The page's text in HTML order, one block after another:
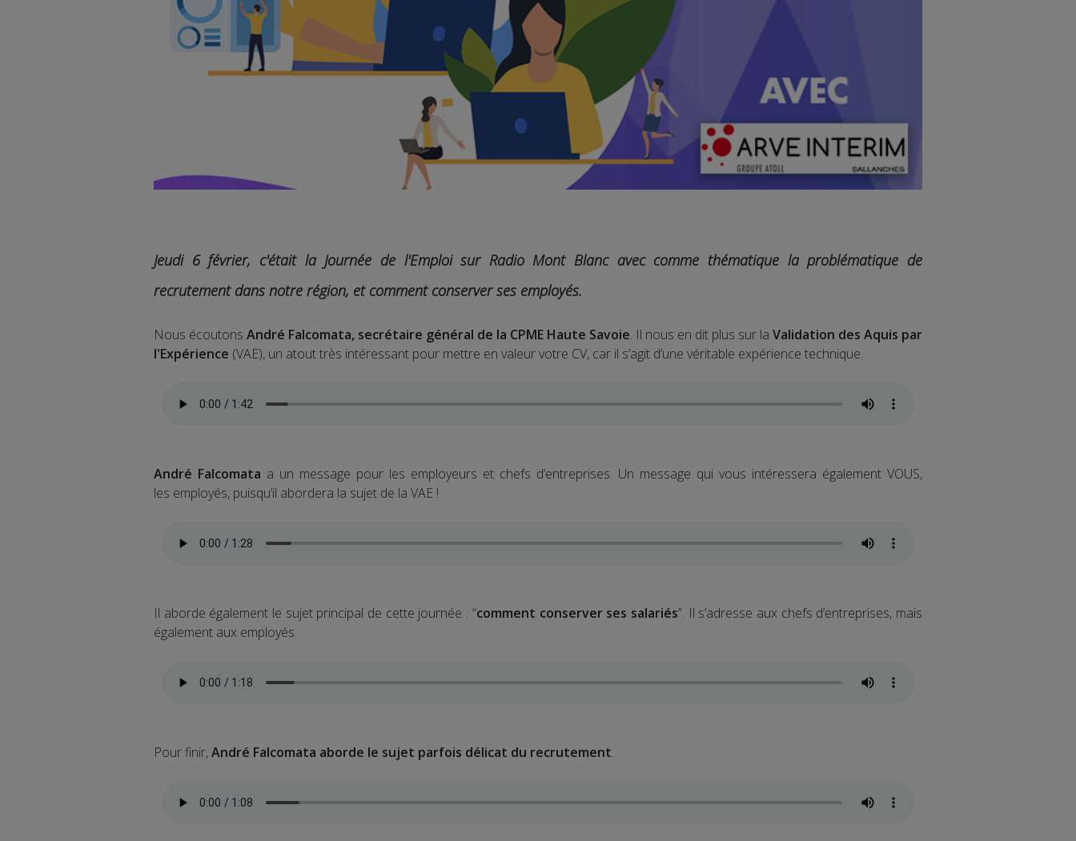
Jeudi 6 février, c'était la Journée de l'Emploi sur Radio Mont Blanc avec comme thématique la problématique de
recrutement dans notre région, et comment conserver ses employés.
Nous écoutons André Falcomata, secrétaire général de la CPME Haute Savoie. Il nous en dit plus sur la Validation des Aquis par
l'Expérience (VAE), un atout très intéressant pour mettre en valeur votre CV, car il s’agit d’une véritable expérience technique.
André Falcomata a un message pour les employeurs et chefs d’entreprises. Un message qui vous intéressera également VOUS,
les employés, puisqu’il abordera la sujet de la VAE !
Il aborde également le sujet principal de cette journée : “comment conserver ses salariés”. Il s’adresse aux chefs d’entreprises, mais
également aux employés.
Pour finir,André Falcomata aborde le sujet parfois délicat du recrutement.